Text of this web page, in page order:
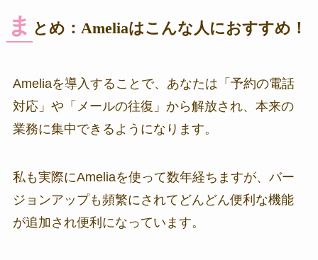
ま とめ：Ameliaはこんな人におすすめ！
Ameliaを導入することで、あなたは「予約の電話
対応」や「メールの往復」から解放され、本来の
業務に集中できるようになります。
私も実際にAmeliaを使って数年経ちますが、バー
ジョンアップも頻繁にされてどんどん便利な機能
が追加され便利になっています。